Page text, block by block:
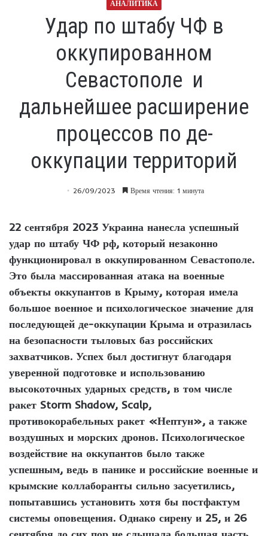
АНАЛИТИКА
Удар по штабу ЧФ в
оккупированном
Севастополе и
дальнейшее расширение
процессов по де-
оккупации территорий
26/09/2023 Время чтения: 1 минута
22 сентября 2023 Украина нанесла успешный
удар по штабу ЧФ рф, который незаконно
функционировал в оккупированном Севастополе.
Это была массированная атака на военные
объекты оккупантов в Крыму, которая имела
большое военное и психологическое значение для
последующей де-оккупации Крыма и отразилась
на безопасности тыловых баз российских
захватчиков. Успех был достигнут благодаря
уверенной подготовке и использованию
высокоточных ударных средств, в том числе
ракет Storm Shadow, Scalp,
противокорабельных ракет «Нептун», а также
воздушных и морских дронов. Психологическое
воздействие на оккупантов было также
успешным, ведь в панике и российские военные и
крымские коллаборанты сильно засуетились,
попытавшись установить хотя бы постфактум
системы оповещения. Однако сирену и 25, и 26